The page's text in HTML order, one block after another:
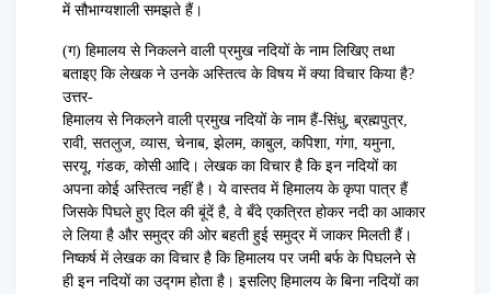
में सौभाग्यशाली समझते हैं।
(ग) हिमालय से निकलने वाली प्रमुख नदियों के नाम लिखिए तथा
बताइए कि लेखक ने उनके अस्तित्व के विषय में क्या विचार किया है?
उत्तर-
हिमालय से निकलने वाली प्रमुख नदियों के नाम हैं-सिंधु, ब्रह्मपुत्र,
रावी, सतलुज, व्यास, चेनाब, झेलम, काबुल, कपिशा, गंगा, यमुना,
सरयू, गंडक, कोसी आदि। लेखक का विचार है कि इन नदियों का
अपना कोई अस्तित्व नहीं है। ये वास्तव में हिमालय के कृपा पात्र हैं
जिसके पिघले हुए दिल की बूंदें है, वे बँदे एकत्रित होकर नदी का आकार
ले लिया है और समुद्र की ओर बहती हुई समुद्र में जाकर मिलती हैं।
निष्कर्ष में लेखक का विचार है कि हिमालय पर जमी बर्फ के पिघलने से
ही इन नदियों का उद्गम होता है। इसलिए हिमालय के बिना नदियों का